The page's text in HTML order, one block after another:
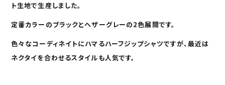
ト生地で生産しました。
定番カラーのブラックとヘザーグレーの2色展開です。
色々なコーディネイトにハマるハーフジップシャツですが、最近は
ネクタイを合わせるスタイルも人気です。